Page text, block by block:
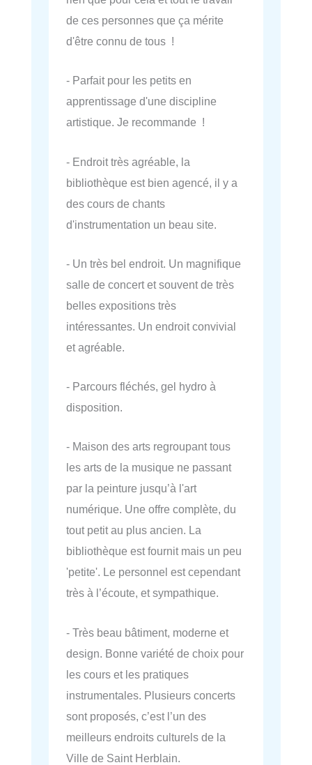
de ces personnes que ça mérite
d'être connu de tous !
- Parfait pour les petits en
apprentissage d'une discipline
artistique. Je recommande !
- Endroit très agréable, la
bibliothèque est bien agencé, il y a
des cours de chants
d'instrumentation un beau site.
- Un très bel endroit. Un magnifique
salle de concert et souvent de très
belles expositions très
intéressantes. Un endroit convivial
et agréable.
- Parcours fléchés, gel hydro à
disposition.
- Maison des arts regroupant tous
les arts de la musique ne passant
par la peinture jusqu’à l'art
numérique. Une offre complète, du
tout petit au plus ancien. La
bibliothèque est fournit mais un peu
'petite'. Le personnel est cependant
très à l’écoute, et sympathique.
- Très beau bâtiment, moderne et
design. Bonne variété de choix pour
les cours et les pratiques
instrumentales. Plusieurs concerts
sont proposés, c’est l’un des
meilleurs endroits culturels de la
Ville de Saint Herblain.